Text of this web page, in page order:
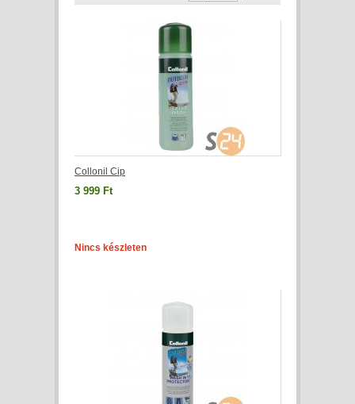
Collonil Cip
3 999 Ft
Nincs készleten